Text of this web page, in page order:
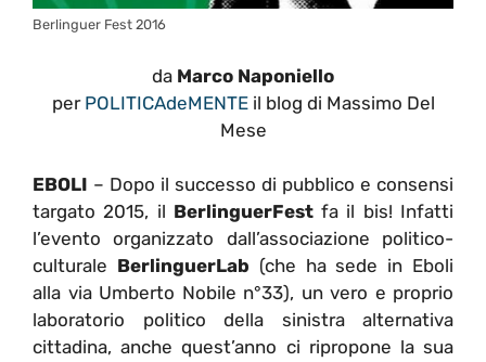
Berlinguer Fest 2016
da Marco Naponiello
per POLITICAdeMENTEil blog di Massimo Del
Mese
EBOLI – Dopo il successo di pubblico e consensi
targato 2015, il BerlinguerFestfa il bis! Infatti
l’evento organizzato dall’associazione politico-
culturale BerlinguerLab (che ha sede in Eboli
alla via Umberto Nobile n°33), un vero e proprio
laboratorio politico della sinistra alternativa
cittadina, anche quest’anno ci ripropone la sua